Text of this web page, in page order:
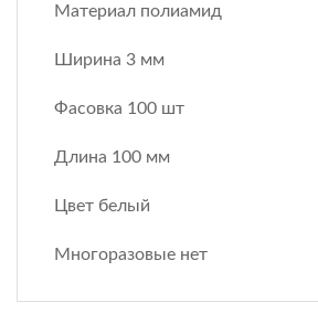
Материал полиамид
Ширина 3 мм
Фасовка 100 шт
Длина 100 мм
Цвет белый
Многоразовые нет